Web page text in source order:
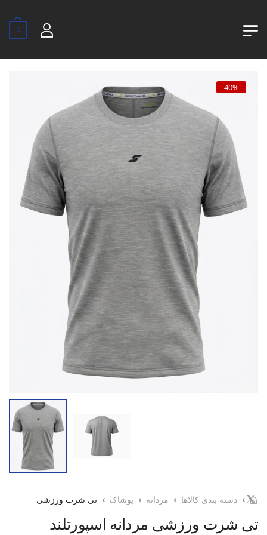
0
40%
دسته بندی کالاها مردانه پوشاک تی شرت ورزشی
تی شرت ورزشی مردانه اسپورتلند